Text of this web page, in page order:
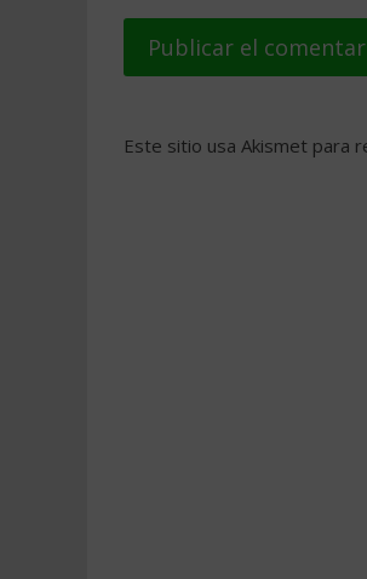
Este sitio usa Akismet para